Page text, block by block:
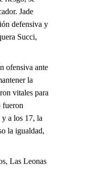
Jade
defensiva y
Succi,
ofensiva ante
la
vitales para
fueron
a los 17, la
la igualdad,
Las Leonas